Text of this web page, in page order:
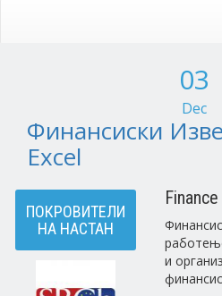
03
Dec
Финансиски
Excel
ПОКРОВИТЕЛИ
НА НАСТАН
и